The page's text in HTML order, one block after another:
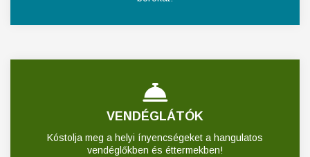
VENDÉGLÁTÓK
Kóstolja meg a helyi ínyencségeket a hangulatos
vendéglőkben és éttermekben!